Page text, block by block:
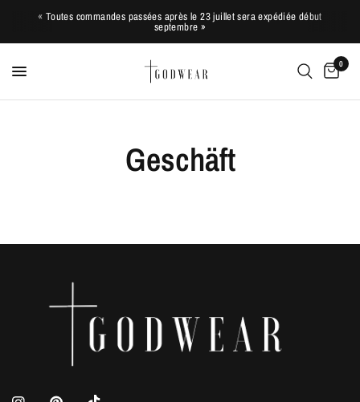
« Toutes commandes passées après le 23 juillet sera expédiée début
septembre »
0
Geschäft